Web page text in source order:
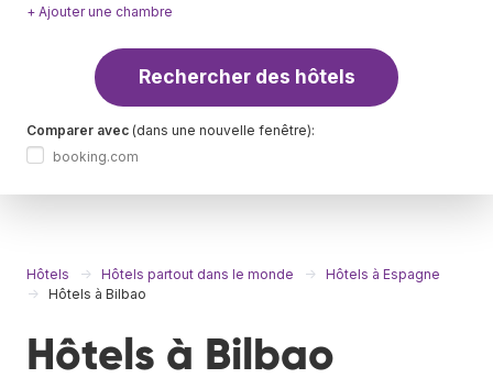
+ Ajouter une chambre
Rechercher des hôtels
Comparer avec (dans une nouvelle fenêtre):
booking.com
Hôtels Hôtels partout dans le monde
Hôtels à Espagne
Hôtels à Bilbao
Hôtels à Bilbao